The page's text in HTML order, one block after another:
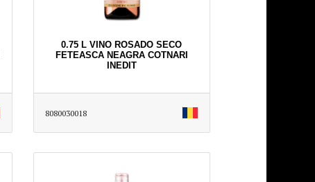
0.75 L VINO ROSADO SECO
FETEASCA NEAGRA COTNARI
INEDIT
8080030018